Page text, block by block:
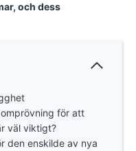
och dess
för att
väl viktigt?
den enskilde av nya